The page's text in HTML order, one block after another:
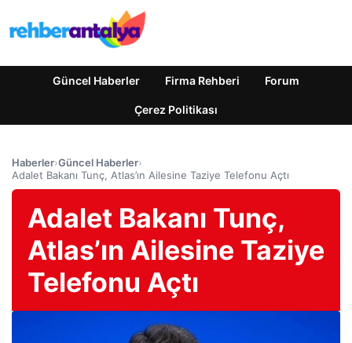
Güncel Haberler Firma Rehberi Forum
Çerez Politikası
Haberler›Güncel Haberler›
Adalet Bakanı Tunç, Atlas’ın Ailesine Taziye Telefonu Açtı
Adalet Bakanı Tunç,
Atlas’ın Ailesine Taziye
Telefonu Açtı